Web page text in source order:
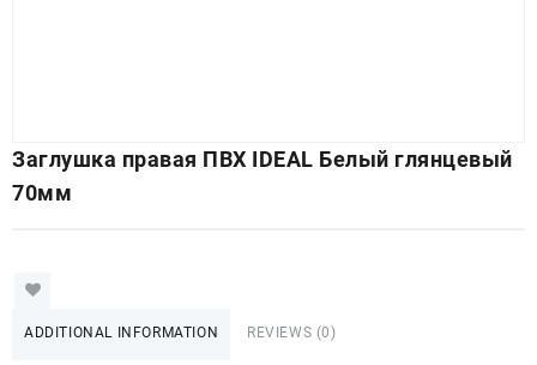
Заглушка правая ПВХ IDEAL Белый глянцевый
70мм
ADDITIONAL INFORMATION REVIEWS (0)